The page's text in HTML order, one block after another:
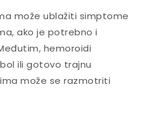
može ublažiti simptome
ako je potrebno i
hemoroidi
ili gotovo trajnu
može se razmotriti